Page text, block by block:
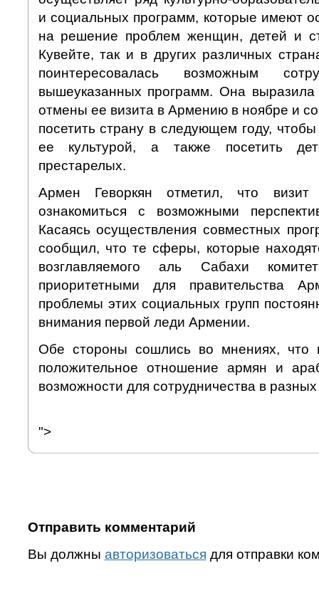
и социальных программ, которые имеют
на решение проблем женщин, детей и
Кувейте, так и в других различных
поинтересовалась возможным
вышеуказанных программ. Она
отмены ее визита в Армению в ноябре и
посетить страну в следующем году,
ее культурой, а также посетить
престарелых.
Армен Геворкян отметил, что
ознакомиться с возможными
Касаясь осуществления совместных
сообщил, что те сферы, которые
возглавляемого аль Сабахи
приоритетными для правительства
проблемы этих социальных групп
внимания первой леди Армении.
Обе стороны сошлись во мнениях, что
положительное отношение армян и
возможности для сотрудничества в разных
">
Отправить комментарий
Вы должны авторизоваться для отправки